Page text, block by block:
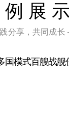
展示
分享，共同成
国模式百艘战